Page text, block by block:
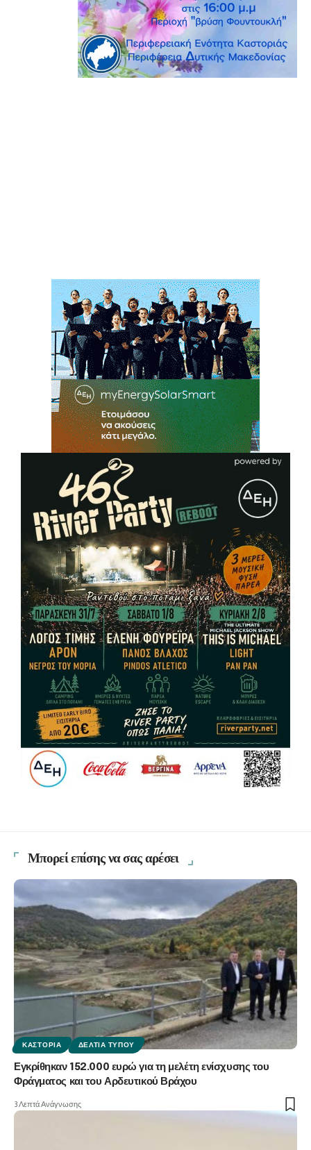
Μπορεί επίσης να σας αρέσει
ΚΑΣΤΟΡΙΆ ΔΕΛΤΊΑ ΤΎΠΟΥ
Εγκρίθηκαν 152.000 ευρώ για τη μελέτη ενίσχυσης του
Φράγματος και του Αρδευτικού Βράχου
3 Λεπτά Ανάγνωσης